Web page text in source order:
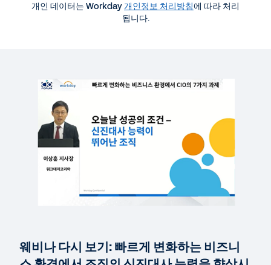
블로그
가동 중단 없이 혁신하고 업그레이드하는 법
포스트코로나 시대의 비즈니스 시스템 확장성, 신뢰성,
웨비나
개인 데이터는 Workday개인정보 처리방침에 따라 처리
됩니다.
웨비나 다시 보기: 빠르게 변화하는 비즈니